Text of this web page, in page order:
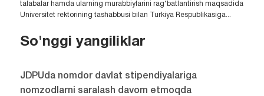
talabalar hamda ularning murabbiylarini rag‘batlantirish maqsadida
Universitet rektorining tashabbusi bilan Turkiya Respublikasiga...
So'nggi yangiliklar
JDPUda nomdor davlat stipendiyalariga
nomzodlarni saralash davom etmoqda